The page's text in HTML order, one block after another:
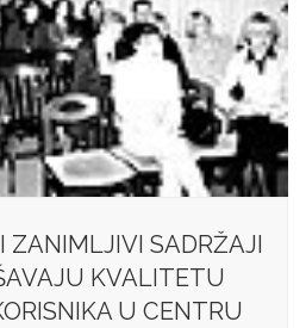
ZANIMLJIVI SADRŽAJI
KVALITETU
U CENTRU